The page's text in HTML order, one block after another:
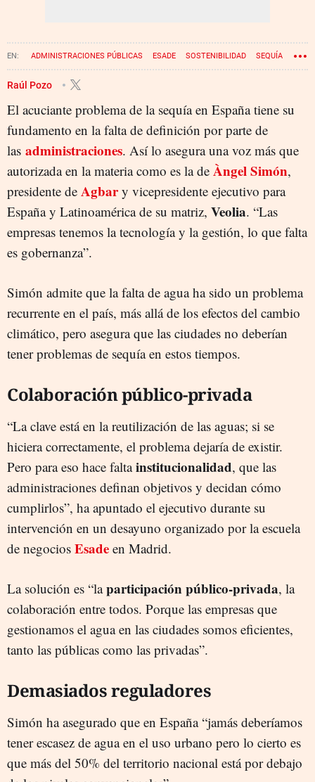
ADMINISTRACIONES PÚBLICAS ESADE SOSTENIBILIDAD SEQUÍA
ÁNGEL SIMÓN
Raúl Pozo
El acuciante problema de la sequía en España tiene su
fundamento en la falta de definición por parte de
las administraciones. Así lo asegura una voz más que
autorizada en la materia como es la de Àngel Simón,
presidente de Agbary vicepresidente ejecutivo para
España y Latinoamérica de su matriz, Veolia. “Las
empresas tenemos la tecnología y la gestión, lo que falta
es gobernanza”.
Simón admite que la falta de agua ha sido un problema
recurrente en el país, más allá de los efectos del cambio
climático, pero asegura que las ciudades no deberían
tener problemas de sequía en estos tiempos.
Colaboración público-privada
“La clave está en la reutilización de las aguas; si se
hiciera correctamente, el problema dejaría de existir.
Pero para eso hace faltainstitucionalidad, que las
administraciones definan objetivos y decidan cómo
cumplirlos”, ha apuntado el ejecutivo durante su
intervención en un desayuno organizado por la escuela
de negocios Esade en Madrid.
La solución es “laparticipación público-privada, la
colaboración entre todos. Porque las empresas que
gestionamos el agua en las ciudades somos eficientes,
tanto las públicas como las privadas”.
Demasiados reguladores
Simón ha asegurado que en España “jamás deberíamos
tener escasez de agua en el uso urbano pero lo cierto es
que más del 50% del territorio nacional está por debajo